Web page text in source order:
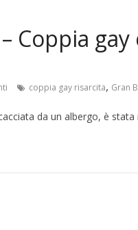
– Coppia
coppia gay risarcita, Gran
da un albergo, è